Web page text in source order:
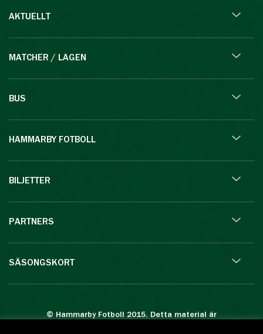
AKTUELLT
MATCHER / LAGEN
BUS
HAMMARBY FOTBOLL
BILJETTER
PARTNERS
SÄSONGSKORT
© Hammarby Fotboll 2015. Detta material är